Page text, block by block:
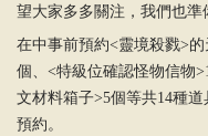
望大家多多關注，我們也準
在中事前預約<靈境殺戮>
個、<特級位確認怪物信物
文材料箱子>5個等共14種
預約。